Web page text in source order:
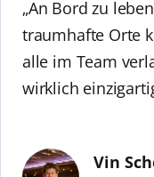
„An Bord zu
traumhafte Orte
alle im Team
wirklich
Vin